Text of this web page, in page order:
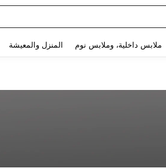
ملابس داخلية، وملابس نوم المنزل والمعيشة